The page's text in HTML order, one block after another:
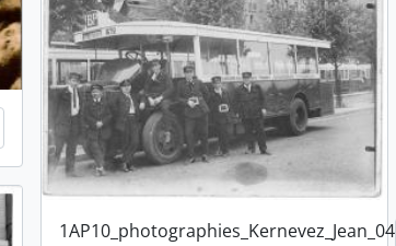
Ajouter au presse-papier
1AP10_photographies_Kernevez_Jean_04